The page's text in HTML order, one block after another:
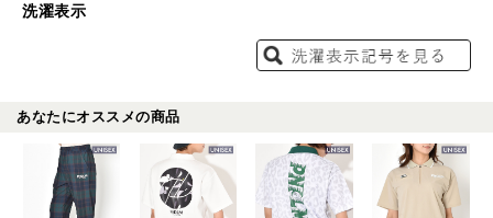
洗濯表示
あなたにオススメの商品